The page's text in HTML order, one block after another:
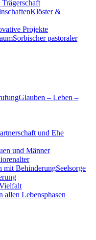
Klöster &
Projekte
Sorbischer pastoraler
Glauben – Leben –
und Ehe
und Männer
Seelsorge
allen Lebensphasen